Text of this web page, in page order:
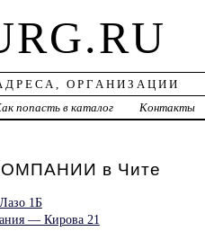
ОРГАНИЗАЦИИ
попасть в каталог Контакты
в Чите
1Б
— Кирова 21